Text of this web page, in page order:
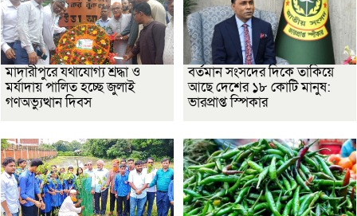
মাদারীপুরে যথাযোগ্য শ্রদ্ধা ও
মর্যাদায় পালিত হচ্ছে জুলাই
গণঅভ্যুত্থান দিবস
বর্তমান সংসদের দিকে তাকিয়ে
আছে দেশের ১৮ কোটি মানুষ:
ভারপ্রাপ্ত স্পিকার